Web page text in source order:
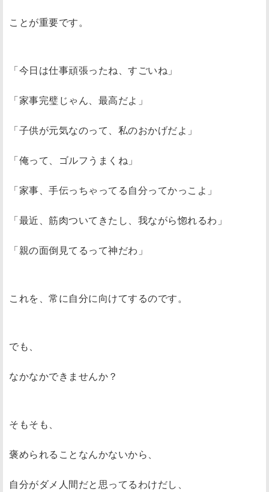
ことが重要です。
「今日は仕事頑張ったね、すごいね」
「家事完璧じゃん、最高だよ」
「子供が元気なのって、私のおかげだよ」
「俺って、ゴルフうまくね」
「家事、手伝っちゃってる自分ってかっこよ」
「最近、筋肉ついてきたし、我ながら惚れるわ」
「親の面倒見てるって神だわ」
これを、常に自分に向けてするのです。
でも、
なかなかできませんか？
そもそも、
褒められることなんかないから、
自分がダメ人間だと思ってるわけだし、